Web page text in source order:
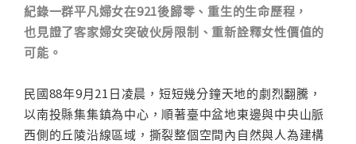
紀錄一群平凡婦女在921後歸零、重生的生命歷程，
也見證了客家婦女突破伙房限制、重新詮釋女性價值的
可能。
民國88年9月21日凌晨，短短幾分鐘天地的劇烈翻騰，
以南投縣集集鎮為中心，順著臺中盆地東邊與中央山脈
西側的丘陵沿線區域，撕裂整個空間內自然與人為建構